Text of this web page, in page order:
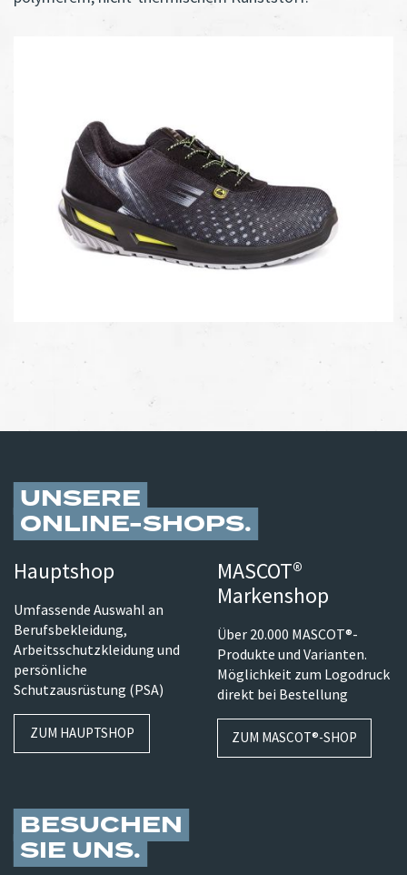
UNSERE
ONLINE-SHOPS
Hauptshop
Umfassende Auswahl an
Berufsbekleidung,
Arbeitsschutzkleidung und
persönliche
Schutzausrüstung (PSA)
ZUM HAUPTSHOP
MASCOT®
Markenshop
Über 20.000 MASCOT®-
Produkte und Varianten.
Möglichkeit zum Logodruck
direkt bei Bestellung
ZUM MASCOT®-SHOP
BESUCHEN
SIE UNS